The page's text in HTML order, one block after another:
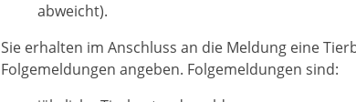
abweicht).
Sie erhalten im Anschluss an die Meldung eine
Folgemeldungen angeben. Folgemeldungen sind: